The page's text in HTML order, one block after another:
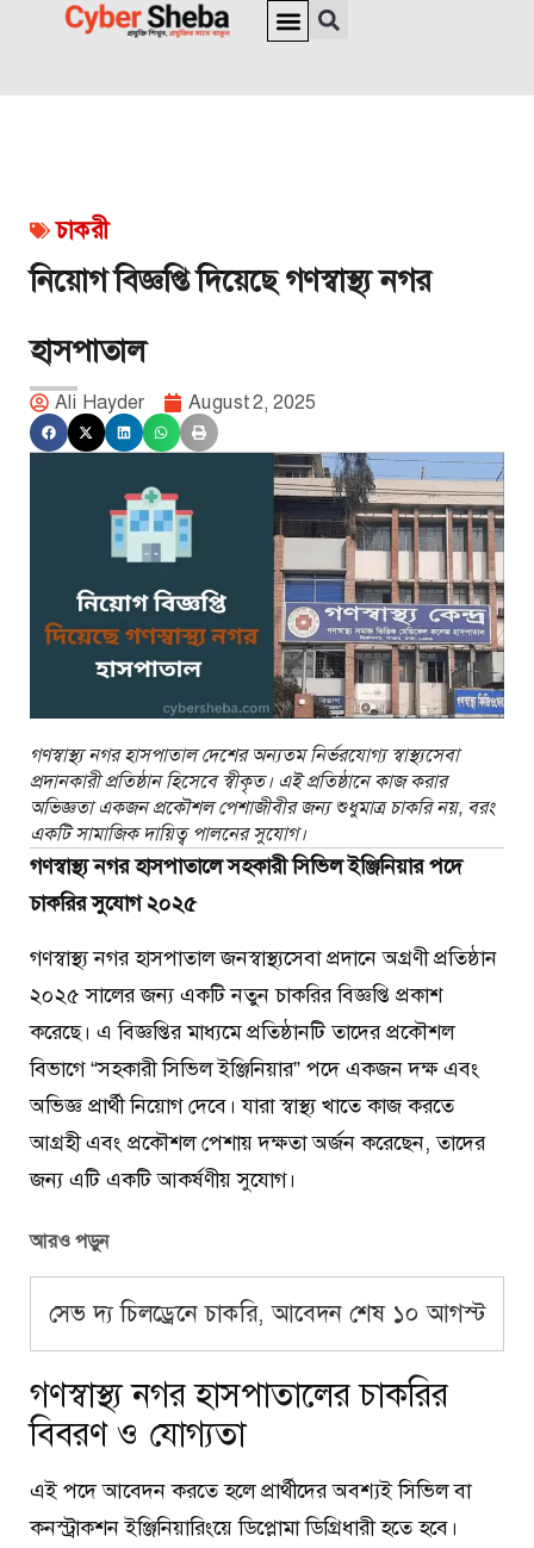
চাকরী
নিয়োগ বিজ্ঞপ্তি দিয়েছে গণস্বাস্থ্য নগর
হাসপাতাল
Ali Hayder August 2, 2025
গণস্বাস্থ্য নগর হাসপাতাল দেশের অন্যতম নির্ভরযোগ্য স্বাস্থ্যসেবা
প্রদানকারী প্রতিষ্ঠান হিসেবে স্বীকৃত। এই প্রতিষ্ঠানে কাজ করার
অভিজ্ঞতা একজন প্রকৌশল পেশাজীবীর জন্য শুধুমাত্র চাকরি নয়, বরং
একটি সামাজিক দায়িত্ব পালনের সুযোগ।
গণস্বাস্থ্য নগর হাসপাতালে সহকারী সিভিল ইঞ্জিনিয়ার পদে
চাকরির সুযোগ ২০২৫
গণস্বাস্থ্য নগর হাসপাতাল জনস্বাস্থ্যসেবা প্রদানে অগ্রণী প্রতিষ্ঠান
২০২৫ সালের জন্য একটি নতুন চাকরির বিজ্ঞপ্তি প্রকাশ
করেছে। এ বিজ্ঞপ্তির মাধ্যমে প্রতিষ্ঠানটি তাদের প্রকৌশল
বিভাগে “সহকারী সিভিল ইঞ্জিনিয়ার” পদে একজন দক্ষ এবং
অভিজ্ঞ প্রার্থী নিয়োগ দেবে। যারা স্বাস্থ্য খাতে কাজ করতে
আগ্রহী এবং প্রকৌশল পেশায় দক্ষতা অর্জন করেছেন, তাদের
জন্য এটি একটি আকর্ষণীয় সুযোগ।
আরও পড়ুন
সেভ দ্য চিলড্রেনে চাকরি, আবেদন শেষ ১০ আগস্ট
গণস্বাস্থ্য নগর হাসপাতালের চাকরির
বিবরণ ও যোগ্যতা
এই পদে আবেদন করতে হলে প্রার্থীদের অবশ্যই সিভিল বা
কনস্ট্রাকশন ইঞ্জিনিয়ারিংয়ে ডিপ্লোমা ডিগ্রিধারী হতে হবে।